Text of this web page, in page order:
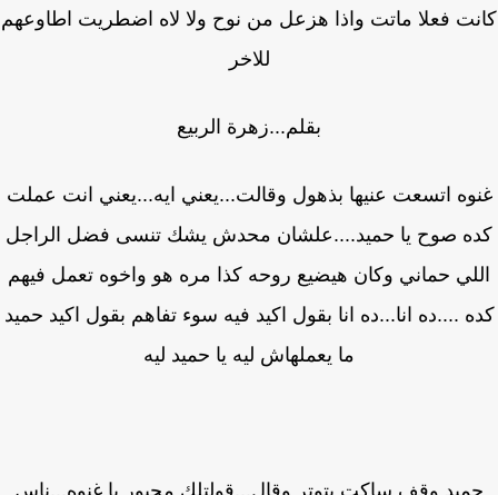
فعلا ماتت واذا هزعل من نوح ولا لاه اضطريت اطاوعهم
للاخر
بقلم...زهرة الربيع
اتسعت عنيها بذهول وقالت...يعني ايه...يعني انت عملت
صوح يا حميد....علشان محدش يشك تنسى فضل الراجل
حماني وكان هيضيع روحه كذا مره هو واخوه تعمل فيهم
....ده انا...ده انا بقول اكيد فيه سوء تفاهم بقول اكيد حميد
ما يعملهاش ليه يا حميد ليه
وقف ساكت بتوتر وقال...قولتلك مجبور يا غنوه...ناس